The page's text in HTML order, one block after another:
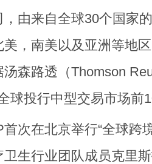
由来自全球30个国家
，南美以及亚洲等地
森路透（Thomson
球投行中型交易市场前
在北京举行“全球跨
生行业团队成员克里